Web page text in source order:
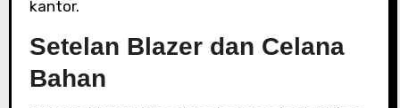
kantor.
Setelan Blazer dan Celana
Bahan